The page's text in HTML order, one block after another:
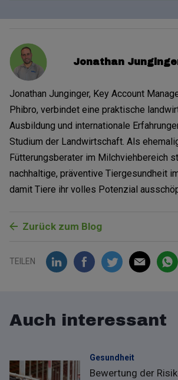
Jonathan
Jonathan Junginger, Key Account
Phibro, verbindet eine praktische
Ausbildung und internationale
Studium der Landwirtschaft. Als
Fütterungsberater im Milchviehbereich
nachhaltige, präventive Tiergesundheit
damit Tiere ihr volles Potenzial
Zurück zum Blog
TEILEN
Auch interessant
Gesundheit
Bewertung der